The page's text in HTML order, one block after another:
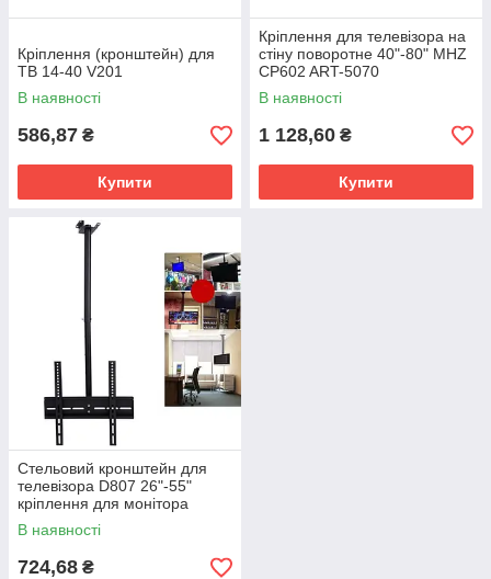
Кріплення (кронштейн) для
ТВ 14-40 V201
В наявності
586,87 ₴
Купити
Кріплення для телевізора на
стіну поворотне 40"-80" MHZ
CP602 ART-5070
В наявності
1 128,60 ₴
Купити
Стельовий кронштейн для
телевізора D807 26"-55"
кріплення для монітора
В наявності
724,68 ₴